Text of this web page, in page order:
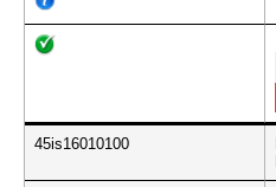
45is16010100